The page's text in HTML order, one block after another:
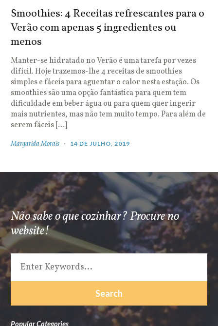
Smoothies: 4 Receitas refrescantes para o
Verão com apenas 5 ingredientes ou
menos
Manter-se hidratado no Verão é uma tarefa por vezes
difícil. Hoje trazemos-lhe 4 receitas de smoothies
simples e fáceis para aguentar o calor nesta estação. Os
smoothies são uma opção fantástica para quem tem
dificuldade em beber água ou para quem quer ingerir
mais nutrientes, mas não tem muito tempo. Para além de
serem fáceis […]
Margarida Morais 14 DE JULHO, 2019
Não sabe o que cozinhar? Procure no
website!
Popular Categories